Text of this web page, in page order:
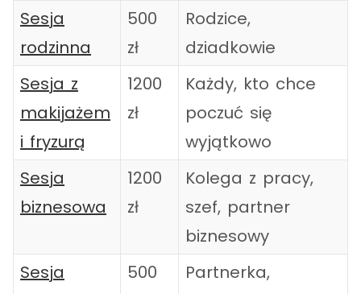
Sesja
rodzinna
500
zł
Rodzice,
dziadkowie
Sesja z
makijażem
i fryzurą
1200
zł
Każdy, kto chce
poczuć się
wyjątkowo
Sesja
biznesowa
1200
zł
Kolega z pracy,
szef, partner
biznesowy
Sesja
500
Partnerka,